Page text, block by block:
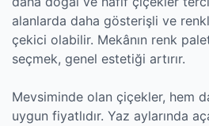
alanlarda daha gösterişli ve
çekici olabilir. Mekânın renk
seçmek, genel estetiği artırır.
Mevsiminde olan çiçekler, hem
uygun fiyatlıdır. Yaz aylarında